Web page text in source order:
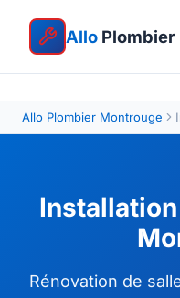
Allo Plombier
Allo Plombier Montrouge
Rénovation de